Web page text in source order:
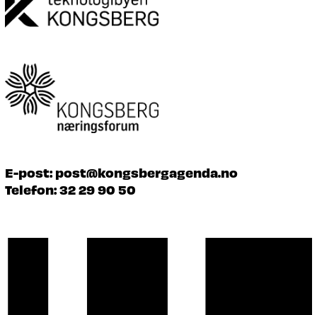
E-post: post@kongsbergagenda.no
Telefon:32 29 90 50